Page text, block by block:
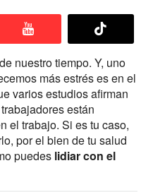
nuestro tiempo. Y, uno
más estrés es en el
varios estudios afirman
están
el trabajo. Si es tu caso,
por el bien de tu salud
puedes lidiar con el